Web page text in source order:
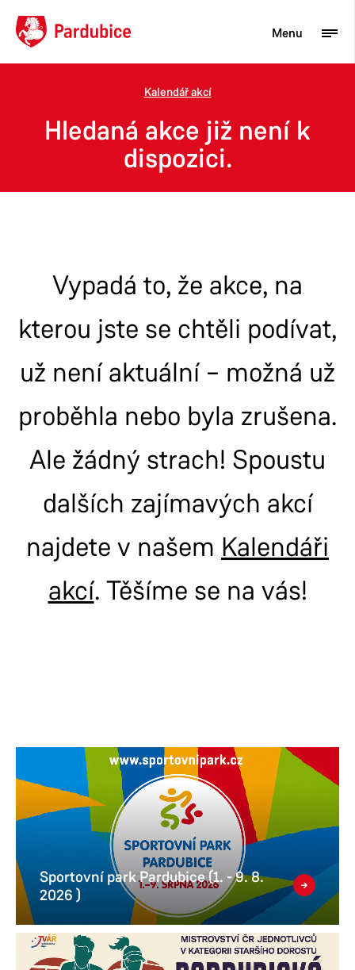
Turista
Aktuality
Kalendář akcí
Hledaná akce již není k
dispozici.
Vypadá to, že akce, na
kterou jste se chtěli podívat,
už není aktuální – možná už
proběhla nebo byla zrušena.
Ale žádný strach! Spoustu
dalších zajímavých akcí
najdete v našem Kalendáři
akcí. Těšíme se na vás!
Sportovní park Pardubice (1. - 9. 8.
2026 )
Menu